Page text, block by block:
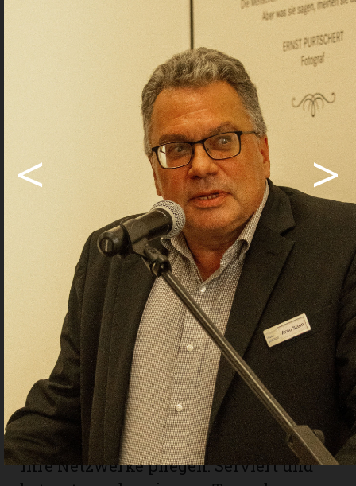
gilt es beizubehalten und auszubauen.
Philipp Schärf wünscht sich, dass die
Bevölkerung auch künftig offen und
neugierig bleibt und die Kulturangebote
Von Museumsdirektor Arno Stein
erfuhren die geladenen Gäste, dass die
Ausstellung «Vielfältiges Emmental»
mehr als 12 000 Besucherinnen und
Besucher ins Museum Franz Gertsch
gelockt hat. Eine Besucherzahl, die
deutlich über den Erwartungen liegt.
Im Anschluss an die Reden von Philipp
Schärf und Arno Stein beantworteten
Kulturvermittlerinnen des Museums
allen Interessierten in der Ausstellung
ihre Fragen. In ungezwungener
Atmosphäre konnten die Gäste danach
beim Apéro über Kunst diskutieren und
ihre Netzwerke pflegen. Serviert und
< >